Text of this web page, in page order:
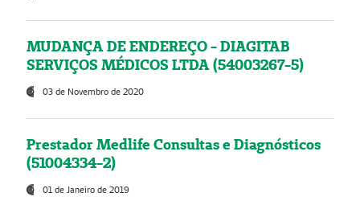
MUDANÇA DE ENDEREÇO - DIAGITAB
SERVIÇOS MÉDICOS LTDA (54003267-5)
03 de Novembro de 2020
Prestador Medlife Consultas e Diagnósticos
(51004334-2)
01 de Janeiro de 2019